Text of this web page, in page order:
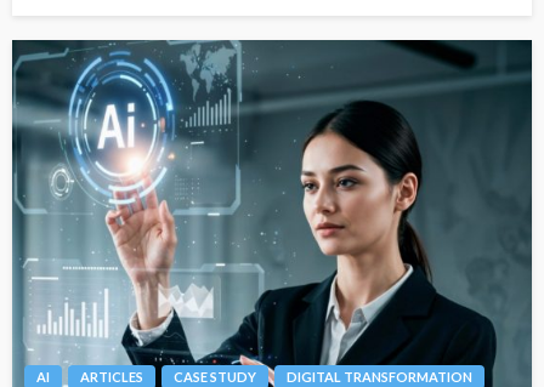
AI ARTICLES CASE STUDY DIGITAL TRANSFORMATION